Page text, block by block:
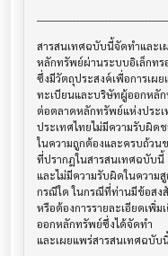
สารสนเทศฉบับนี้จัดทำและ
หลักทรัพย์ผ่านระบบอิเล็กทร
ซึ่งมีวัตถุประสงค์เพื่อการเผ
ทะเบียนและบริษัทผู้ออกหลั
ต่อตลาดหลักทรัพย์แห่งประ
ประเทศไทยไม่มีความรับผิด
ในความถูกต้องและครบถ้วน
ที่ปรากฎในสารสนเทศฉบับนี้
และไม่มีความรับผิดในความ
กรณีใด ในกรณีที่ท่านมีข้อสง
หรือต้องการรายละเอียดเพิ่
ออกหลักทรัพย์ซึ่งได้จัดทำ
และเผยแพร่สารสนเทศฉบับ